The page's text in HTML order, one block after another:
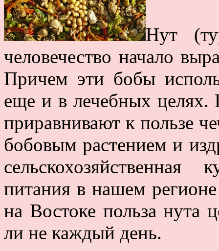
Нут
человечество начало
Причем эти бобы
еще и в лечебных целях.
приравнивают к пользе
бобовым растением и
питания в нашем
на Востоке польза нута
ли не каждый день.